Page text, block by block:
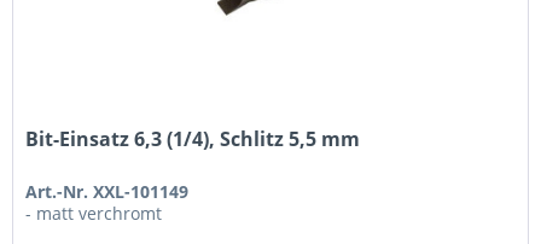
Bit-Einsatz 6,3 (1/4), Schlitz 5,5 mm
Art.-Nr. XXL-101149
- matt verchromt